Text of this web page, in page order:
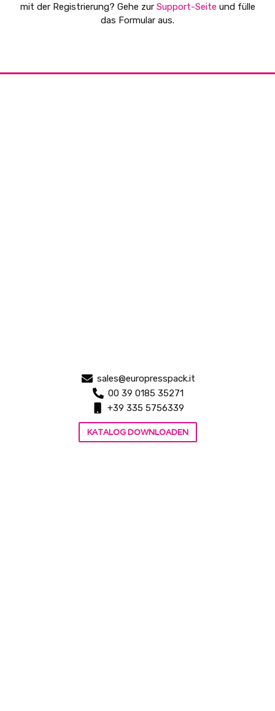
mit der Registrierung? Gehe zur Support-Seite und fülle
das Formular aus.
sales@europresspack.it
00 39 0185 35271
+39 335 5756339
KATALOG DOWNLOADEN